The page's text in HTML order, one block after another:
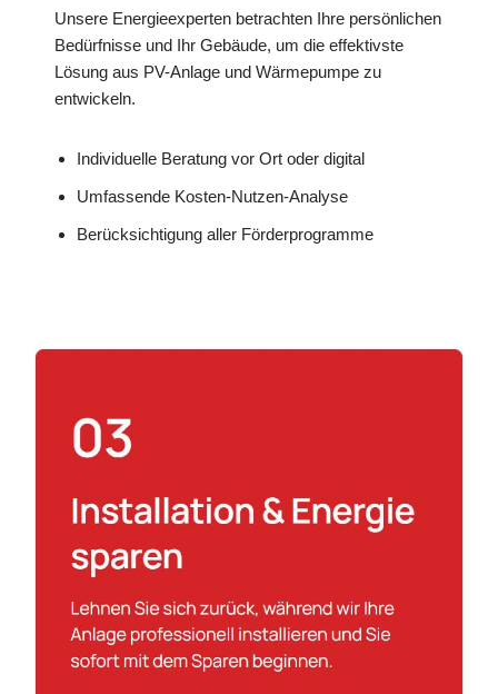
Unsere Energieexperten betrachten Ihre persönlichen
Bedürfnisse und Ihr Gebäude, um die effektivste
Lösung aus PV-Anlage und Wärmepumpe zu
entwickeln.
Individuelle Beratung vor Ort oder digital
Umfassende Kosten-Nutzen-Analyse
Berücksichtigung aller Förderprogramme